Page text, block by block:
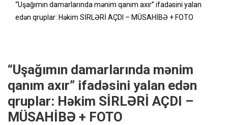
“Uşağımın damarlarında mənim qanım axır” ifadəsini yalan
edən qruplar: Həkim SİRLƏRİ AÇDI – MÜSAHİBƏ + FOTO
“Uşağımın damarlarında mənim
qanım axır” ifadəsini yalan edən
qruplar: Həkim SİRLƏRİ AÇDI –
MÜSAHİBƏ + FOTO